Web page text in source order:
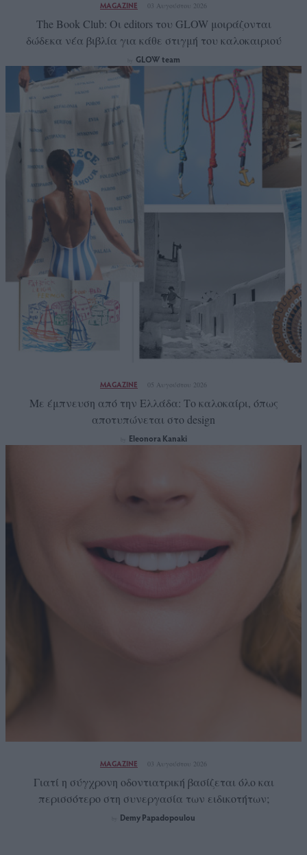
MAGAZINE 03 Αυγούστου 2026
The Book Club: Οι editors του GLOW μοιράζονται
δώδεκα νέα βιβλία για κάθε στιγμή του καλοκαιριού
GLOW team
MAGAZINE 05 Αυγούστου 2026
Με έμπνευση από την Ελλάδα: Το καλοκαίρι, όπως
αποτυπώνεται στο design
Eleonora Kanaki
MAGAZINE 03 Αυγούστου 2026
Γιατί η σύγχρονη οδοντιατρική βασίζεται όλο και
περισσότερο στη συνεργασία των ειδικοτήτων;
Demy Papadopoulou